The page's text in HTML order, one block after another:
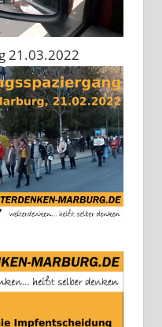
21.03.2022